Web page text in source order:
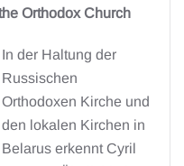
Orthodox Church
In der Haltung der
Russischen
Orthodoxen Kirche und
den lokalen Kirchen in
Belarus erkennt Cyril